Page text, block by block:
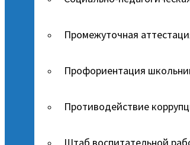
Промежуточная
Профориентация
Противодействие